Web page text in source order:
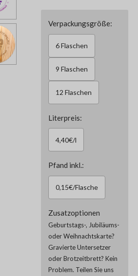
Verpackungsgröße:
6 Flaschen
9 Flaschen
12 Flaschen
Literpreis:
4,40€/l
Pfand inkl.:
0,15€/Flasche
Zusatzoptionen
Geburtstags-, Jubiläums-
oder Weihnachtskarte?
Gravierte Untersetzer
oder Brotzeitbrett? Kein
Problem. Teilen Sie uns